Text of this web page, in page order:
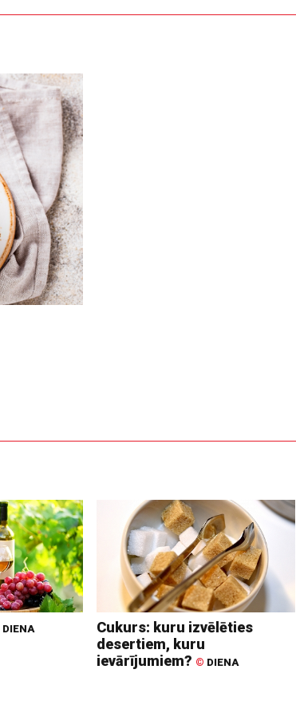
DIENA
Cukurs: kuru izvēlēties
desertiem, kuru
ievārījumiem? © DIENA